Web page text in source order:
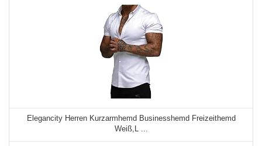
Elegancity Herren Kurzarmhemd Businesshemd Freizeithemd
Weiß,L ...